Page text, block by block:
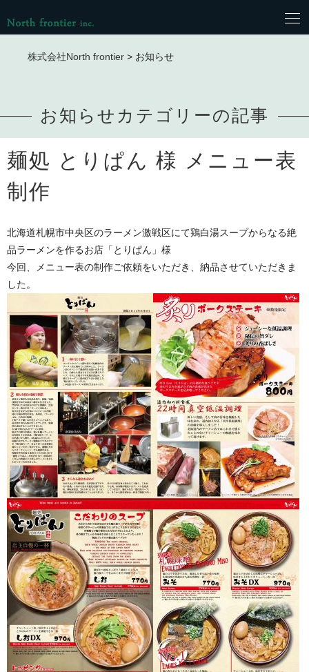
株式会社North frontier > お知らせ
お知らせカテゴリーの記事
麺処 とりぱん 様 メニュー表
制作
北海道札幌市中央区のラーメン激戦区にて鶏白湯スープからなる絶
品ラーメンを作るお店「とりぱん」様
今回、メニュー表の制作ご依頼をいただき、納品させていただきま
した。